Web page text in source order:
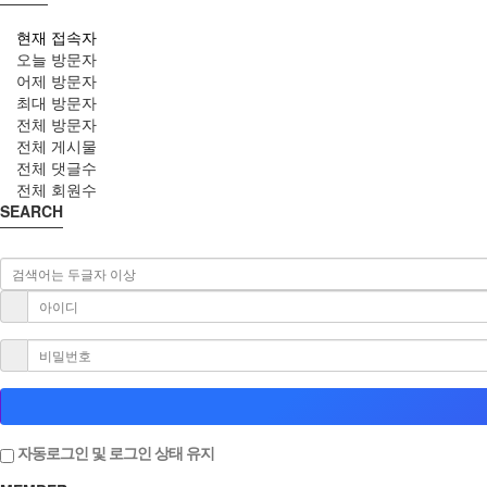
현재 접속자
오늘 방문자
어제 방문자
최대 방문자
전체 방문자
전체 게시물
전체 댓글수
전체 회원수
SEARCH
자동로그인 및 로그인 상태 유지